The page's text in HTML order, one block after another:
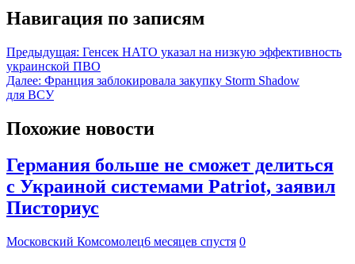
Навигация по записям
Предыдущая: Генсек НАТО указал на низкую эффективность
украинской ПВО
Далее: Франция заблокировала закупку Storm Shadow
для ВСУ
Похожие новости
Германия больше не сможет делиться
с Украиной системами Patriot, заявил
Писториус
Московский Комсомолец6 месяцев спустя 0